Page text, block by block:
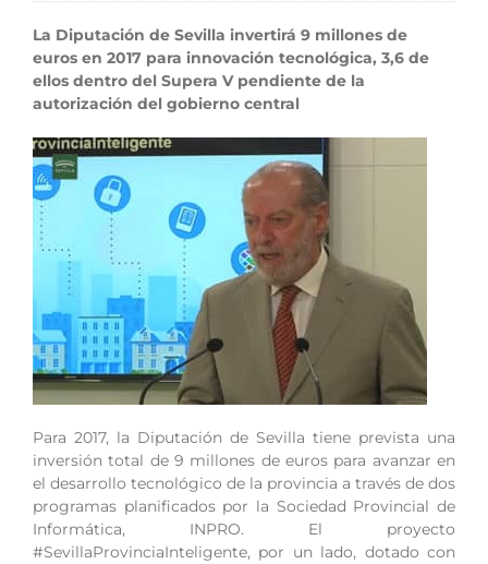
La Diputación de Sevilla invertirá 9 millones de
euros en 2017 para innovación tecnológica, 3,6 de
ellos dentro del Supera V pendiente de la
autorización del gobierno central
Para 2017, la Diputación de Sevilla tiene prevista una
inversión total de 9 millones de euros para avanzar en
el desarrollo tecnológico de la provincia a través de dos
programas planificados por la Sociedad Provincial de
Informática, INPRO. El proyecto
#SevillaProvinciaInteligente, por un lado, dotado con